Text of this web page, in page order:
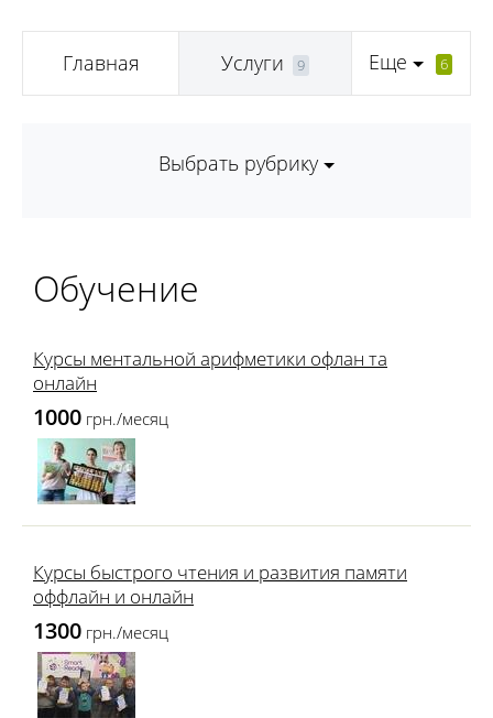
Главная Услуги 9 Еще 6
Выбрать рубрику
Обучение
Курсы ментальной арифметики офлан та
онлайн
1000 грн./месяц
Курсы быстрого чтения и развития памяти
оффлайн и онлайн
1300 грн./месяц